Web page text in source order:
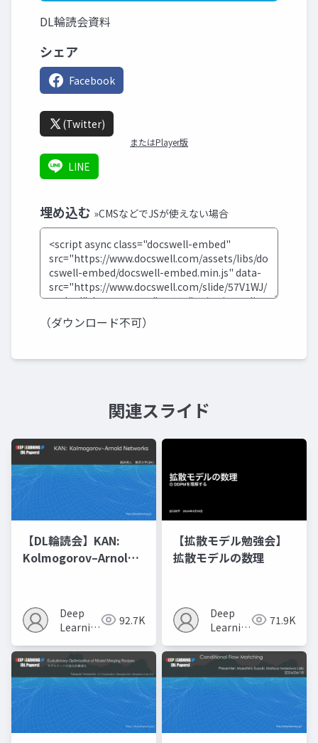
DL輪読会資料
シェア
Facebook
(Twitter)
またはPlayer版
LINE
埋め込む »CMSなどでJSが使えない場合
（ダウンロード不可）
関連スライド
【DL輪読会】KAN:
Kolmogorov–Arnold
Deep
Learning
92.7K
【拡散モデル勉強会】
拡散モデルの数理
Deep
Learning
71.9K